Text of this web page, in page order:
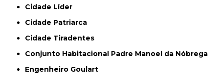
Cidade Líder
Cidade Patriarca
Cidade Tiradentes
Conjunto Habitacional Padre Manoel da Nóbrega
Engenheiro Goulart